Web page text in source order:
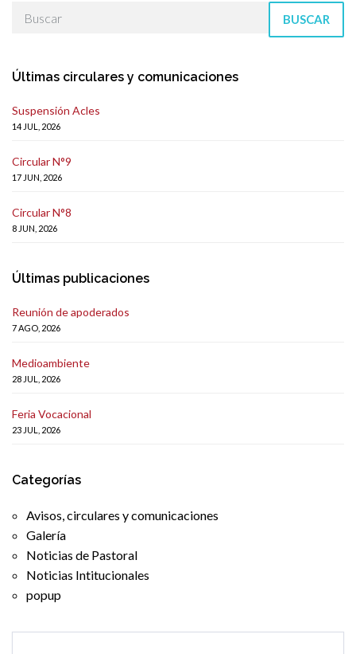
BUSCAR
Últimas circulares y comunicaciones
Suspensión Acles
14 JUL, 2026
Circular N°9
17 JUN, 2026
Circular N°8
8 JUN, 2026
Últimas publicaciones
Reunión de apoderados
7 AGO, 2026
Medioambiente
28 JUL, 2026
Feria Vocacional
23 JUL, 2026
Categorías
Avisos, circulares y comunicaciones
Galería
Noticias de Pastoral
Noticias Intitucionales
popup